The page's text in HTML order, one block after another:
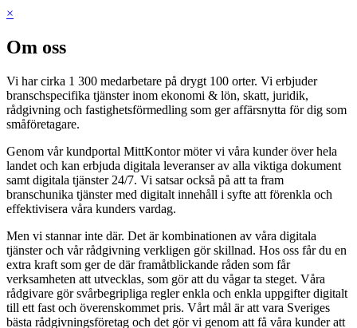
×
Om oss
Vi har cirka 1 300 medarbetare på drygt 100 orter. Vi erbjuder
branschspecifika tjänster inom ekonomi & lön, skatt, juridik,
rådgivning och fastighetsförmedling som ger affärsnytta för dig som
småföretagare.
Genom vår kundportal MittKontor möter vi våra kunder över hela
landet och kan erbjuda digitala leveranser av alla viktiga dokument
samt digitala tjänster 24/7. Vi satsar också på att ta fram
branschunika tjänster med digitalt innehåll i syfte att förenkla och
effektivisera våra kunders vardag.
Men vi stannar inte där. Det är kombinationen av våra digitala
tjänster och vår rådgivning verkligen gör skillnad. Hos oss får du en
extra kraft som ger de där framåtblickande råden som får
verksamheten att utvecklas, som gör att du vågar ta steget. Våra
rådgivare gör svårbegripliga regler enkla och enkla uppgifter digitalt
till ett fast och överenskommet pris. Vårt mål är att vara Sveriges
bästa rådgivningsföretag och det gör vi genom att få våra kunder att